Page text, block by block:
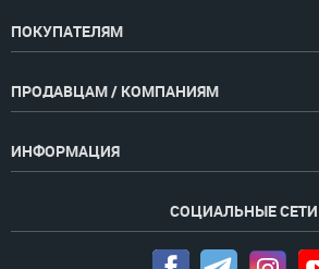
ПОКУПАТЕЛЯМ
ПРОДАВЦАМ / КОМПАНИЯМ
ИНФОРМАЦИЯ
СОЦИАЛЬНЫЕ СЕТИ